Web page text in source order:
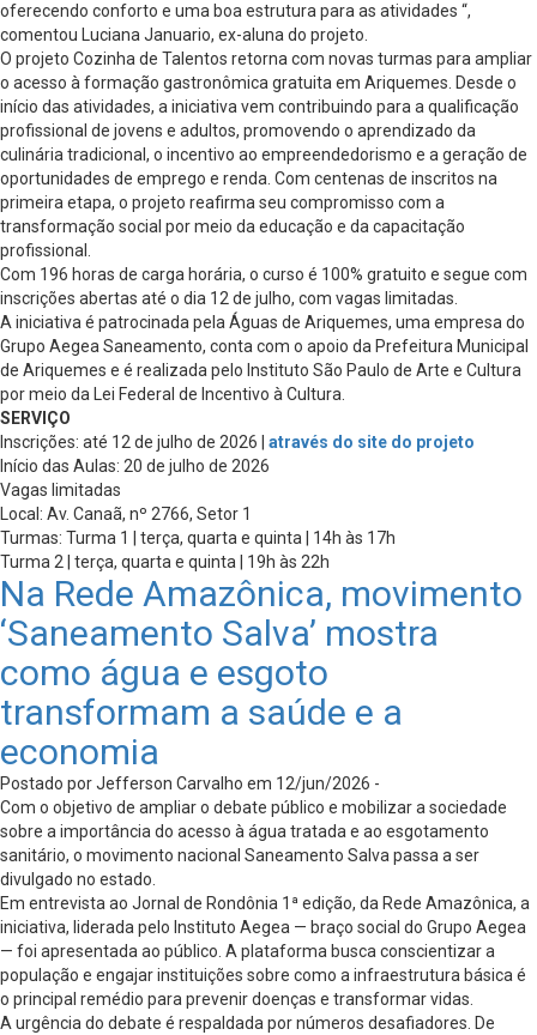
oferecendo conforto e uma boa estrutura para as atividades “,
comentou Luciana Januario, ex-aluna do projeto.
O projeto Cozinha de Talentos retorna com novas turmas para ampliar
o acesso à formação gastronômica gratuita em Ariquemes. Desde o
início das atividades, a iniciativa vem contribuindo para a qualificação
profissional de jovens e adultos, promovendo o aprendizado da
culinária tradicional, o incentivo ao empreendedorismo e a geração de
oportunidades de emprego e renda. Com centenas de inscritos na
primeira etapa, o projeto reafirma seu compromisso com a
transformação social por meio da educação e da capacitação
profissional.
Com 196 horas de carga horária, o curso é 100% gratuito e segue com
inscrições abertas até o dia 12 de julho, com vagas limitadas.
A iniciativa é patrocinada pela Águas de Ariquemes, uma empresa do
Grupo Aegea Saneamento, conta com o apoio da Prefeitura Municipal
de Ariquemes e é realizada pelo Instituto São Paulo de Arte e Cultura
por meio da Lei Federal de Incentivo à Cultura.
SERVIÇO
Inscrições: até 12 de julho de 2026 | através do site do projeto
Início das Aulas: 20 de julho de 2026
Vagas limitadas
Local: Av. Canaã, nº 2766, Setor 1
Turmas: Turma 1 | terça, quarta e quinta | 14h às 17h
Turma 2 | terça, quarta e quinta | 19h às 22h
Na Rede Amazônica, movimento
‘Saneamento Salva’ mostra
como água e esgoto
transformam a saúde e a
economia
Postado por Jefferson Carvalho em 12/jun/2026 -
Com o objetivo de ampliar o debate público e mobilizar a sociedade
sobre a importância do acesso à água tratada e ao esgotamento
sanitário, o movimento nacional Saneamento Salva passa a ser
divulgado no estado.
Em entrevista ao Jornal de Rondônia 1ª edição, da Rede Amazônica, a
iniciativa, liderada pelo Instituto Aegea — braço social do Grupo Aegea
— foi apresentada ao público. A plataforma busca conscientizar a
população e engajar instituições sobre como a infraestrutura básica é
o principal remédio para prevenir doenças e transformar vidas.
A urgência do debate é respaldada por números desafiadores. De